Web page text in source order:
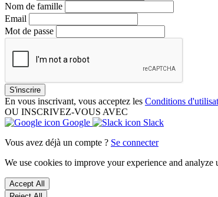
Nom de famille
Email
Mot de passe
S'inscrire
En vous inscrivant, vous acceptez les Conditions
OU INSCRIVEZ-VOUS AVEC
Google
Slack
Vous avez déjà un compte ? Se connecter
We use cookies to improve your experience and analyze
Accept All